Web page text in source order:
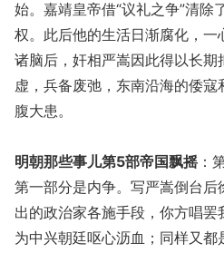
始。嘉靖皇帝借“议礼之争”清除
权。此后他的生活日渐腐化，
诸脑后，奸相严嵩因此得以长
虚，兵备废弛，东南沿海的倭
腹大患。
明朝那些事儿第5部帝国飘摇 ：
第一部分是内争。写严嵩倒台
出的政治家各施手段，你方唱罢
为中兴朝廷呕心沥血；同样又